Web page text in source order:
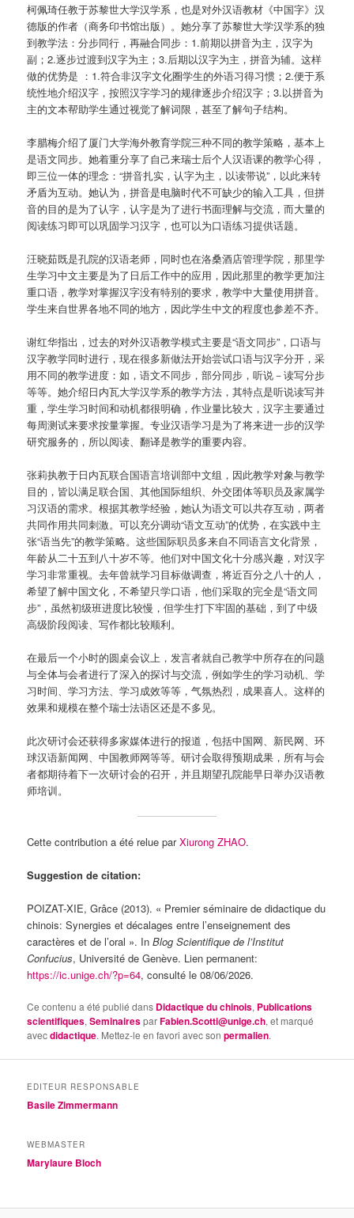
柯佩琦任教于苏黎世大学汉学系，也是对外汉语教材《中国字》汉
德版的作者（商务印书馆出版）。她分享了苏黎世大学汉学系的独
到教学法：分步同行，再融合同步：1.前期以拼音为主，汉字为
副；2.逐步过渡到汉字为主；3.后期以汉字为主，拼音为辅。这样
做的优势是 ：1.符合非汉字文化圈学生的外语习得习惯；2.便于系
统性地介绍汉字，按照汉字学习的规律逐步介绍汉字；3.以拼音为
主的文本帮助学生通过视觉了解词限，甚至了解句子结构。
李腊梅介绍了厦门大学海外教育学院三种不同的教学策略，基本上
是语文同步。她着重分享了自己来瑞士后个人汉语课的教学心得，
即三位一体的理念：“拼音扎实，认字为主，以读带说”，以此来转
矛盾为互动。她认为，拼音是电脑时代不可缺少的输入工具，但拼
音的目的是为了认字，认字是为了进行书面理解与交流，而大量的
阅读练习即可以巩固学习汉字，也可以为口语练习提供话题。
汪晓茹既是孔院的汉语老师，同时也在洛桑酒店管理学院，那里学
生学习中文主要是为了日后工作中的应用，因此那里的教学更加注
重口语，教学对掌握汉字没有特别的要求，教学中大量使用拼音。
学生来自世界各地不同的地方，因此学生中文的程度也参差不齐。
谢红华指出，过去的对外汉语教学模式主要是“语文同步”，口语与
汉字教学同时进行，现在很多新做法开始尝试口语与汉字分开，采
用不同的教学进度：如，语文不同步，部分同步，听说－读写分步
等等。她介绍日内瓦大学汉学系的教学方法，其特点是听说读写并
重，学生学习时间和动机都很明确，作业量比较大，汉字主要通过
每周测试来要求按量掌握。专业汉语学习是为了将来进一步的汉学
研究服务的，所以阅读、翻译是教学的重要内容。
张莉执教于日内瓦联合国语言培训部中文组，因此教学对象与教学
目的，皆以满足联合国、其他国际组织、外交团体等职员及家属学
习汉语的需求。根据其教学经验，她认为语文可以共存互动，两者
共同作用共同刺激。可以充分调动“语文互动”的优势，在实践中主
张“语当先”的教学策略。这些国际职员多来自不同语言文化背景，
年龄从二十五到八十岁不等。他们对中国文化十分感兴趣，对汉字
学习非常重视。去年曾就学习目标做调查，将近百分之八十的人，
希望了解中国文化，不希望只学口语，他们采取的完全是“语文同
步”，虽然初级班进度比较慢，但学生打下牢固的基础，到了中级
高级阶段阅读、写作都比较顺利。
在最后一个小时的圆桌会议上，发言者就自己教学中所存在的问题
与全体与会者进行了深入的探讨与交流，例如学生的学习动机、学
习时间、学习方法、学习成效等等，气氛热烈，成果喜人。这样的
效果和规模在整个瑞士法语区还是不多见。
此次研讨会还获得多家媒体进行的报道，包括中国网、新民网、环
球汉语新闻网、中国教师网等等。研讨会取得预期成果，所有与会
者都期待着下一次研讨会的召开，并且期望孔院能早日举办汉语教
师培训。
Cette contribution a été relue parXiurong ZHAO.
Suggestion de citation:
POIZAT-XIE, Grâce (2013). « Premier séminaire de didactique du
chinois: Synergies et décalages entre l’enseignement des
caractères et de l’oral ». InBlog Scientifique de l’Institut
Confucius, Université de Genève. Lien permanent:
https://ic.unige.ch/?p=64, consulté le 08/06/2026.
Ce contenu a été publié dans Didactique du chinois, Publications
scientifiques,SeminairesparFabien.Scotti@unige.ch, et marqué
avecdidactique. Mettez-le en favori avec sonpermalien.
EDITEUR RESPONSABLE
Basile Zimmermann
WEBMASTER
Marylaure Bloch